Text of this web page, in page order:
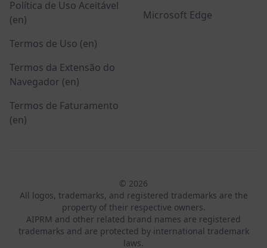
Política de Uso Aceitável
(en)
Termos de Uso (en)
Termos da Extensão do
Navegador (en)
Termos de Faturamento
(en)
Microsoft Edge
© 2026
All logos, trademarks, and registered trademarks are the
property of their respective owners.
AIPRM and other related brand names are registered
trademarks and are protected by international trademark
laws.